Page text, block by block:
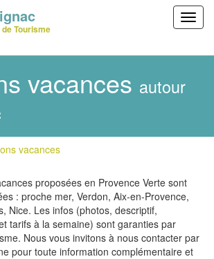
Tourisme
vacances autour
vacances
proposées en Provence Verte sont
: proche mer, Verdon, Aix-en-Provence,
Nice. Les infos (photos, descriptif,
tarifs à la semaine) sont garanties par
Nous vous invitons à nous contacter par
pour toute information complémentaire et